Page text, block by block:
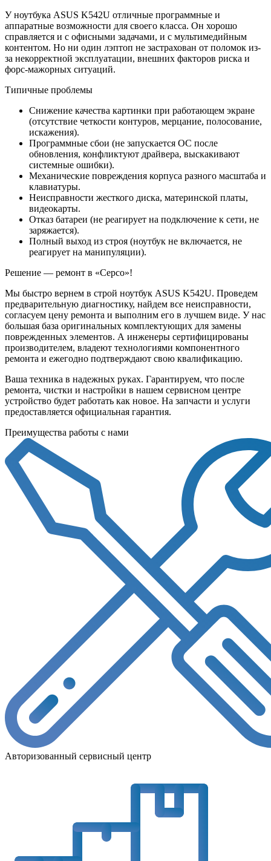
У ноутбука ASUS K542U отличные программные и
аппаратные возможности для своего класса. Он хорошо
справляется и с офисными задачами, и с мультимедийным
контентом. Но ни один лэптоп не застрахован от поломок из-
за некорректной эксплуатации, внешних факторов риска и
форс-мажорных ситуаций.
Типичные проблемы
Снижение качества картинки при работающем экране
(отсутствие четкости контуров, мерцание, полосование,
искажения).
Программные сбои (не запускается ОС после
обновления, конфликтуют драйвера, выскакивают
системные ошибки).
Механические повреждения корпуса разного масштаба и
клавиатуры.
Неисправности жесткого диска, материнской платы,
видеокарты.
Отказ батареи (не реагирует на подключение к сети, не
заряжается).
Полный выход из строя (ноутбук не включается, не
реагирует на манипуляции).
Решение — ремонт в «Серсо»!
Мы быстро вернем в строй ноутбук ASUS K542U. Проведем
предварительную диагностику, найдем все неисправности,
согласуем цену ремонта и выполним его в лучшем виде. У нас
большая база оригинальных комплектующих для замены
поврежденных элементов. А инженеры сертифицированы
производителем, владеют технологиями компонентного
ремонта и ежегодно подтверждают свою квалификацию.
Ваша техника в надежных руках. Гарантируем, что после
ремонта, чистки и настройки в нашем сервисном центре
устройство будет работать как новое. На запчасти и услуги
предоставляется официальная гарантия.
Преимущества работы с нами
Авторизованный сервисный центр